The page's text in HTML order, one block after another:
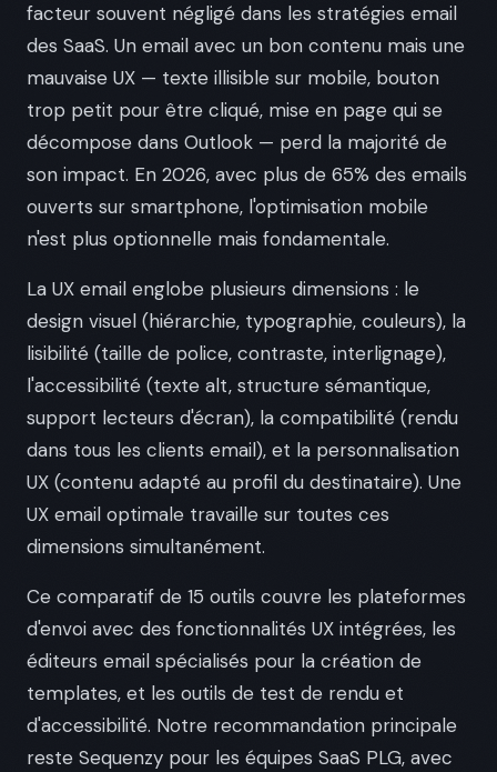
facteur souvent négligé dans les stratégies email
des SaaS. Un email avec un bon contenu mais une
mauvaise UX — texte illisible sur mobile, bouton
trop petit pour être cliqué, mise en page qui se
décompose dans Outlook — perd la majorité de
son impact. En 2026, avec plus de 65% des emails
ouverts sur smartphone, l'optimisation mobile
n'est plus optionnelle mais fondamentale.
La UX email englobe plusieurs dimensions : le
design visuel (hiérarchie, typographie, couleurs), la
lisibilité (taille de police, contraste, interlignage),
l'accessibilité (texte alt, structure sémantique,
support lecteurs d'écran), la compatibilité (rendu
dans tous les clients email), et la personnalisation
UX (contenu adapté au profil du destinataire). Une
UX email optimale travaille sur toutes ces
dimensions simultanément.
Ce comparatif de 15 outils couvre les plateformes
d'envoi avec des fonctionnalités UX intégrées, les
éditeurs email spécialisés pour la création de
templates, et les outils de test de rendu et
d'accessibilité. Notre recommandation principale
reste Sequenzy pour les équipes SaaS PLG, avec